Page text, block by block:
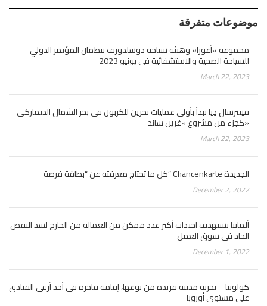
موضوعات متفرقة
مجموعة «أغورا» وهيئة سياحة دوسلدورف تنظمان المؤتمر الدولي
للسياحة الصحية والاستشفائية في يونيو 2023
March 22, 2023
فينترسال دِيا تبدأ بأولى عمليات تخزين للكربون في بحر الشمال الدنماركي
كجزء من مشروع «غرين ساند»
March 22, 2023
كل ما تحتاج معرفته عن “بطاقة فرصة” Chancenkarte الجديدة
December 2, 2022
ألمانيا تستهدف اجتذاب أكبر عدد ممكن من العمالة من الخارج لسد النقص
الحاد في سوق العمل
December 1, 2022
كولونيا – تجربة مدنية فريدة من نوعها، إقامة فاخرة في أحد أرقى الفنادق
على مستوى أوروبا